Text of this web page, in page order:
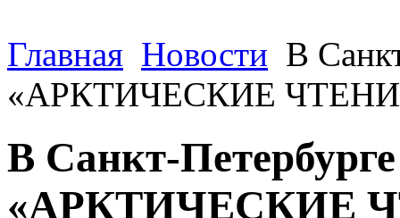
Главная Новости В
«АРКТИЧЕСКИЕ
В Санкт-
«АРКТИЧЕСКИЕ